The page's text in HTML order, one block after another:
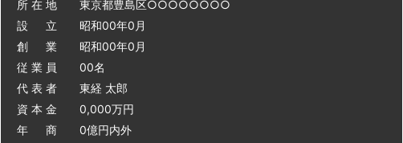
所 在 地 東京都豊島区○○○○○○○○
設 立 昭和00年0月
創 業 昭和00年0月
従 業 員 00名
代 表 者 東経 太郎
資 本 金 0,000万円
年 商 0億円内外